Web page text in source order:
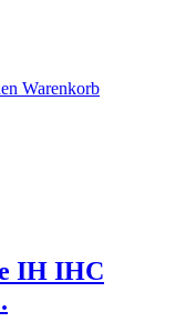
Warenkorb
IH IHC